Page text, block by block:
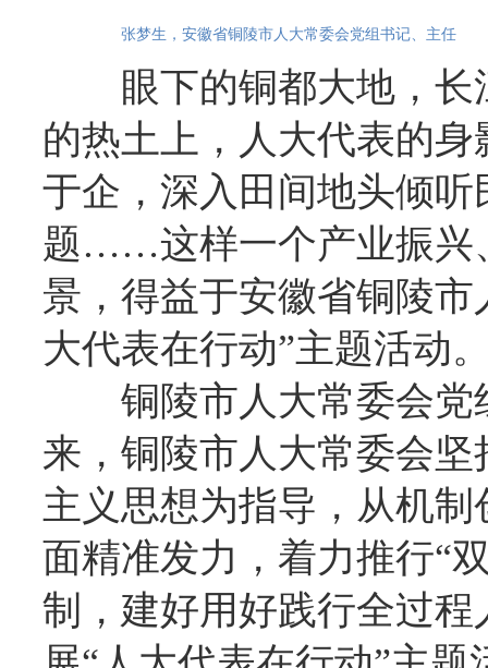
张梦生，安徽省铜陵市人大常委会党组书记、主任
眼下的铜都大地，
的热土上，人大代表的
于企，深入田间地头倾
题……这样一个产业振兴
景，得益于安徽省铜陵
大代表在行动”主题活动
铜陵市人大常委会
来，铜陵市人大常委会
主义思想为指导，从机
面精准发力，着力推行“
制，建好用好践行全过